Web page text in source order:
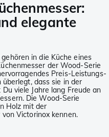
elegante
in die Küche eines
der Wood-Serie
Preis-Leistungs-
dass sie in der
viele Jahre lang Freude an
Die Wood-Serie
Holz mit der
Victorinox kennen.